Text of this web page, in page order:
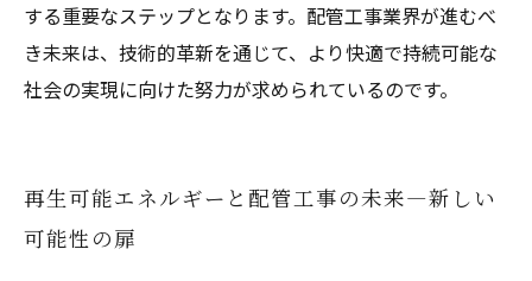
する重要なステップとなります。配管工事業界が進むべ
き未来は、技術的革新を通じて、より快適で持続可能な
社会の実現に向けた努力が求められているのです。
再生可能エネルギーと配管工事の未来—新しい
可能性の扉